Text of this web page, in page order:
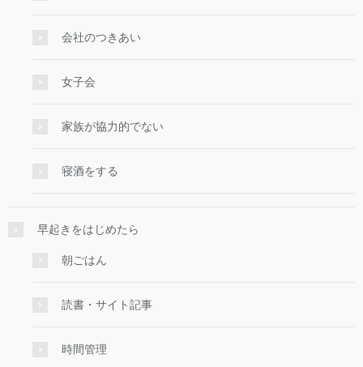
会社のつきあい
女子会
家族が協力的でない
寝酒をする
早起きをはじめたら
朝ごはん
読書・サイト記事
時間管理